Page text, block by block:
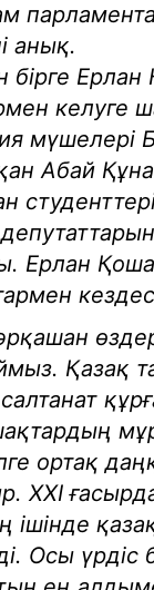
анық.
Ерлан
келуге
мүшелері
Абай
Ерлан
Қазақ
ортақ
ХХІ
ішінде
Осы үрдіс